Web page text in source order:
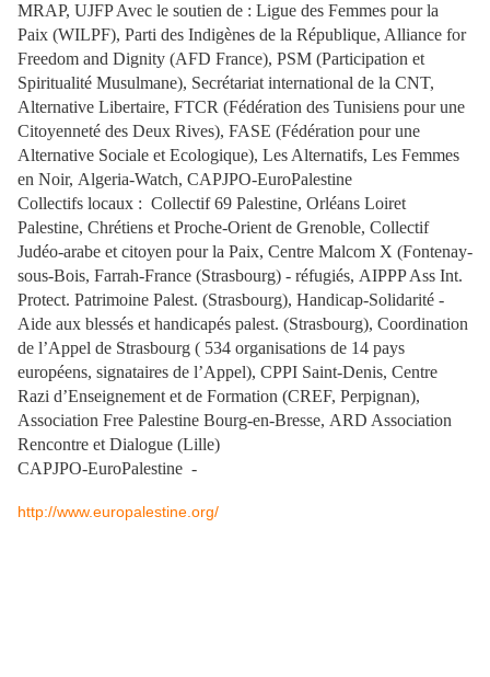
MRAP, UJFP Avec le soutien de : Ligue des Femmes pour la
Paix (WILPF), Parti des Indigènes de la République, Alliance for
Freedom and Dignity (AFD France), PSM (Participation et
Spiritualité Musulmane), Secrétariat international de la CNT,
Alternative Libertaire, FTCR (Fédération des Tunisiens pour une
Citoyenneté des Deux Rives), FASE (Fédération pour une
Alternative Sociale et Ecologique), Les Alternatifs, Les Femmes
en Noir, Algeria-Watch, CAPJPO-EuroPalestine
Collectifs locaux : Collectif 69 Palestine, Orléans Loiret
Palestine, Chrétiens et Proche-Orient de Grenoble, Collectif
Judéo-arabe et citoyen pour la Paix, Centre Malcom X (Fontenay-
sous-Bois, Farrah-France (Strasbourg) - réfugiés, AIPPP Ass Int.
Protect. Patrimoine Palest. (Strasbourg), Handicap-Solidarité -
Aide aux blessés et handicapés palest. (Strasbourg), Coordination
de l’Appel de Strasbourg ( 534 organisations de 14 pays
européens, signataires de l’Appel), CPPI Saint-Denis, Centre
Razi d’Enseignement et de Formation (CREF, Perpignan),
Association Free Palestine Bourg-en-Bresse, ARD Association
Rencontre et Dialogue (Lille)
CAPJPO-EuroPalestine -
http://www.europalestine.org/